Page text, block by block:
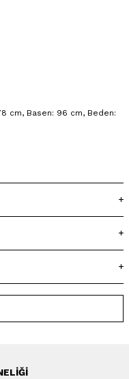
cm, Basen: 96 cm, Beden: